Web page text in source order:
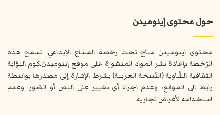
حول محتوى إينوميدن
محتوى إينوميدن متاح تحت رخصة المشاع الإبداعي. تسمح هذه
الرّخصة بإعادة نشر المواد المنشورة على موقع إينوميدن.كوم البوّابة
الثقافية الشّاوية (النّسخة العربية) بشرط الإشارة إلى مصدرها بواسطة
رابط إلى الموقع، وعدم إجراء أي تغيير على النص أو الصّور، وعدم
استخدامه لأغراض تجارية.